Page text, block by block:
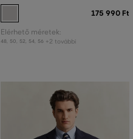
175 990 Ft
Elérhető méretek:
48 50 52 54 56 +2 további